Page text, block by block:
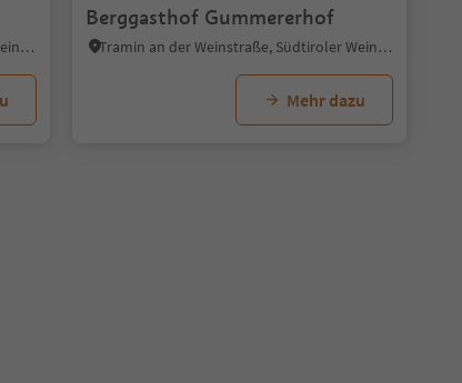
Tramin an der Weinstraße, Südtiroler Weinstraße
Berggasthof Gummererhof
Tramin an der Weinstraße, Südtiroler Weinstraße
Mehr dazu